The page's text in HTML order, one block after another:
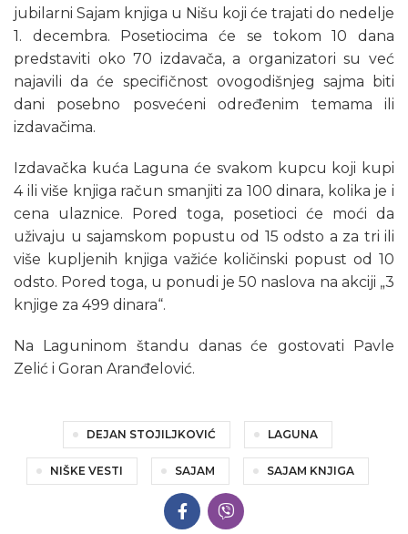
jubilarni Sajam knjiga u Nišu koji će trajati do nedelje
1. decembra. Posetiocima će se tokom 10 dana
predstaviti oko 70 izdavača, a organizatori su već
najavili da će specifičnost ovogodišnjeg sajma biti
dani posebno posvećeni određenim temama ili
izdavačima.
Izdavačka kuća Laguna će svakom kupcu koji kupi
4 ili više knjiga račun smanjiti za 100 dinara, kolika je i
cena ulaznice. Pored toga, posetioci će moći da
uživaju u sajamskom popustu od 15 odsto a za tri ili
više kupljenih knjiga važiće količinski popust od 10
odsto. Pored toga, u ponudi je 50 naslova na akciji „3
knjige za 499 dinara“.
Na Laguninom štandu danas će gostovati Pavle
Zelić i Goran Aranđelović.
DEJAN STOJILJKOVIĆ LAGUNA
NIŠKE VESTI SAJAM SAJAM KNJIGA